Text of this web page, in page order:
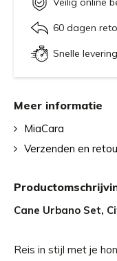
60 dagen
Snelle
Cane Urbano Set,
Reis in stijl met je
Meer informatie
MiaCara
Verzenden en